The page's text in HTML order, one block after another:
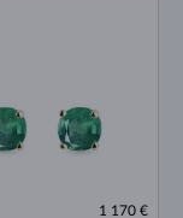
1 170 €